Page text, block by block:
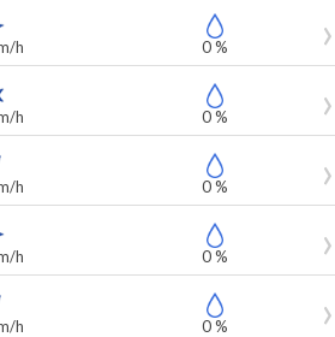
h 0 %
h 0 %
h 0 %
h 0 %
h 0 %